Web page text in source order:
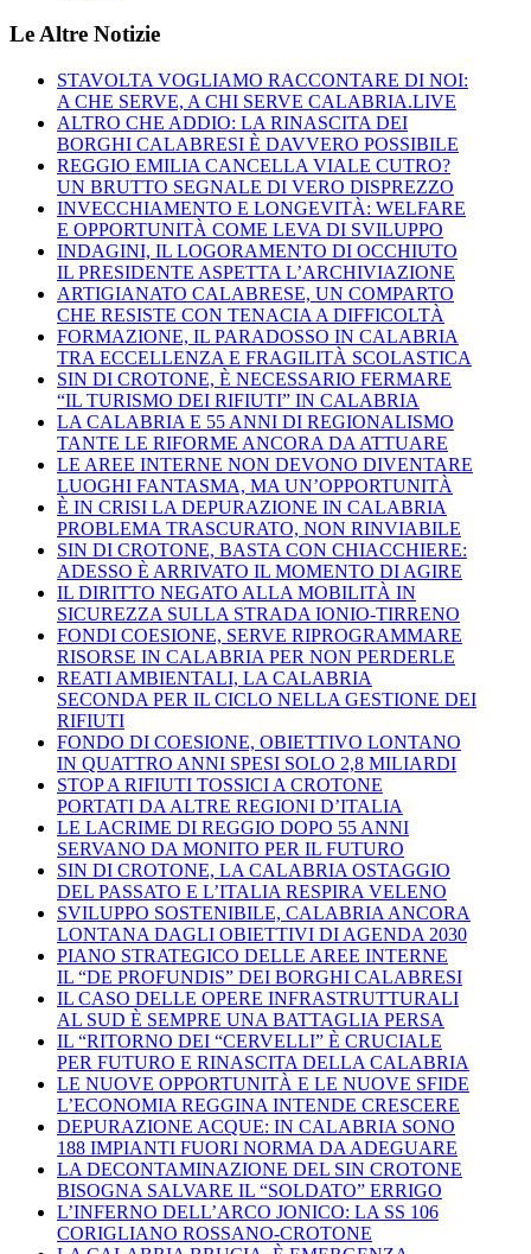
Le Altre Notizie
STAVOLTA VOGLIAMO RACCONTARE DI NOI:
A CHE SERVE, A CHI SERVE CALABRIA.LIVE
ALTRO CHE ADDIO: LA RINASCITA DEI
BORGHI CALABRESI È DAVVERO POSSIBILE
REGGIO EMILIA CANCELLA VIALE CUTRO?
UN BRUTTO SEGNALE DI VERO DISPREZZO
INVECCHIAMENTO E LONGEVITÀ: WELFARE
E OPPORTUNITÀ COME LEVA DI SVILUPPO
INDAGINI, IL LOGORAMENTO DI OCCHIUTO
IL PRESIDENTE ASPETTA L’ARCHIVIAZIONE
ARTIGIANATO CALABRESE, UN COMPARTO
CHE RESISTE CON TENACIA A DIFFICOLTÀ
FORMAZIONE, IL PARADOSSO IN CALABRIA
TRA ECCELLENZA E FRAGILITÀ SCOLASTICA
SIN DI CROTONE, È NECESSARIO FERMARE
“IL TURISMO DEI RIFIUTI” IN CALABRIA
LA CALABRIA E 55 ANNI DI REGIONALISMO
TANTE LE RIFORME ANCORA DA ATTUARE
LE AREE INTERNE NON DEVONO DIVENTARE
LUOGHI FANTASMA, MA UN’OPPORTUNITÀ
È IN CRISI LA DEPURAZIONE IN CALABRIA
PROBLEMA TRASCURATO, NON RINVIABILE
SIN DI CROTONE, BASTA CON CHIACCHIERE:
ADESSO È ARRIVATO IL MOMENTO DI AGIRE
IL DIRITTO NEGATO ALLA MOBILITÀ IN
SICUREZZA SULLA STRADA IONIO-TIRRENO
FONDI COESIONE, SERVE RIPROGRAMMARE
RISORSE IN CALABRIA PER NON PERDERLE
REATI AMBIENTALI, LA CALABRIA
SECONDA PER IL CICLO NELLA GESTIONE DEI
RIFIUTI
FONDO DI COESIONE, OBIETTIVO LONTANO
IN QUATTRO ANNI SPESI SOLO 2,8 MILIARDI
STOP A RIFIUTI TOSSICI A CROTONE
PORTATI DA ALTRE REGIONI D’ITALIA
LE LACRIME DI REGGIO DOPO 55 ANNI
SERVANO DA MONITO PER IL FUTURO
SIN DI CROTONE, LA CALABRIA OSTAGGIO
DEL PASSATO E L’ITALIA RESPIRA VELENO
SVILUPPO SOSTENIBILE, CALABRIA ANCORA
LONTANA DAGLI OBIETTIVI DI AGENDA 2030
PIANO STRATEGICO DELLE AREE INTERNE
IL “DE PROFUNDIS” DEI BORGHI CALABRESI
IL CASO DELLE OPERE INFRASTRUTTURALI
AL SUD È SEMPRE UNA BATTAGLIA PERSA
IL “RITORNO DEI “CERVELLI” È CRUCIALE
PER FUTURO E RINASCITA DELLA CALABRIA
LE NUOVE OPPORTUNITÀ E LE NUOVE SFIDE
L’ECONOMIA REGGINA INTENDE CRESCERE
DEPURAZIONE ACQUE: IN CALABRIA SONO
188 IMPIANTI FUORI NORMA DA ADEGUARE
LA DECONTAMINAZIONE DEL SIN CROTONE
BISOGNA SALVARE IL “SOLDATO” ERRIGO
L’INFERNO DELL’ARCO JONICO: LA SS 106
CORIGLIANO ROSSANO-CROTONE